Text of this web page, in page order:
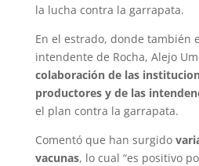
la lucha contra la garrapata.
En el estrado, donde también
intendente de Rocha, Alejo
colaboración de las
productores y de las
el plan contra la garrapata.
Comentó que han surgido
vacunas, lo cual “es positivo